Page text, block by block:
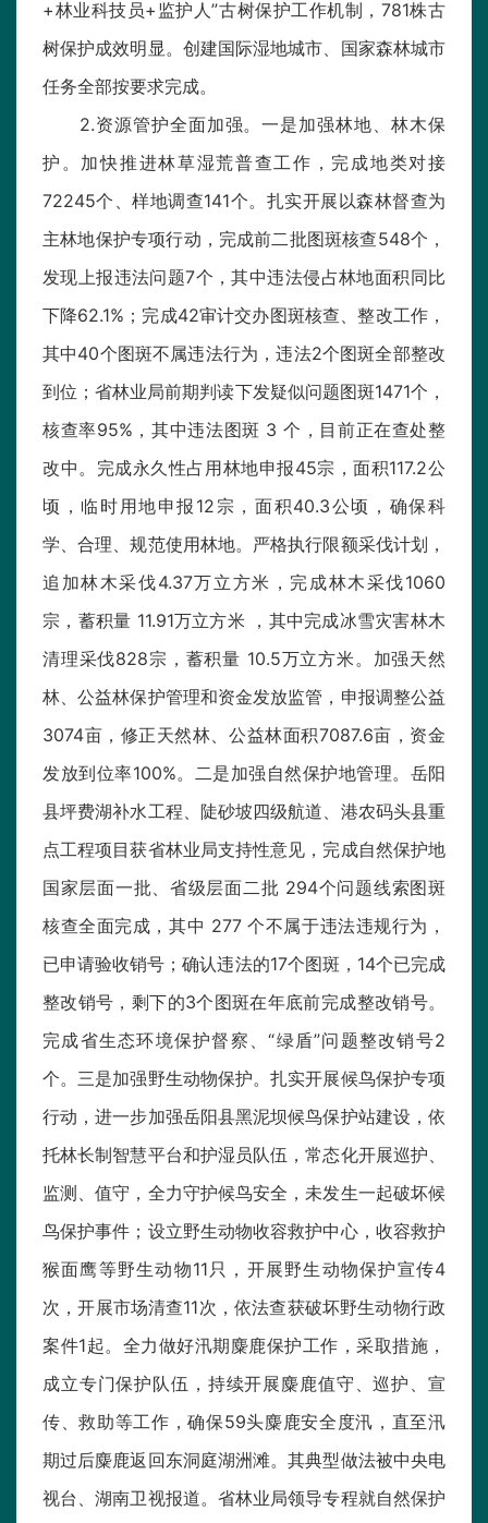
+林业科技员+监护人”古树保护工作机制，781株古
树保护成效明显。创建国际湿地城市、国家森林城市
任务全部按要求完成。
2.资源管护全面加强。一是加强林地、林木保
护。加快推进林草湿荒普查工作，完成地类对接
72245个、样地调查141个。扎实开展以森林督查为
主林地保护专项行动，完成前二批图斑核查548个，
发现上报违法问题7个，其中违法侵占林地面积同比
下降62.1%；完成42审计交办图斑核查、整改工作，
其中40个图斑不属违法行为，违法2个图斑全部整改
到位；省林业局前期判读下发疑似问题图斑1471个，
核查率95%，其中违法图斑 3 个，目前正在查处整
改中。完成永久性占用林地申报45宗，面积117.2公
顷，临时用地申报12宗，面积40.3公顷，确保科
学、合理、规范使用林地。严格执行限额采伐计划，
追加林木采伐4.37万立方米，完成林木采伐1060
宗，蓄积量 11.91万立方米 ，其中完成冰雪灾害林木
清理采伐828宗，蓄积量 10.5万立方米。加强天然
林、公益林保护管理和资金发放监管，申报调整公益
3074亩，修正天然林、公益林面积7087.6亩，资金
发放到位率100%。二是加强自然保护地管理。岳阳
县坪费湖补水工程、陡砂坡四级航道、港农码头县重
点工程项目获省林业局支持性意见，完成自然保护地
国家层面一批、省级层面二批 294个问题线索图斑
核查全面完成，其中 277 个不属于违法违规行为，
已申请验收销号；确认违法的17个图斑，14个已完成
整改销号，剩下的3个图斑在年底前完成整改销号。
完成省生态环境保护督察、“绿盾”问题整改销号2
个。三是加强野生动物保护。扎实开展候鸟保护专项
行动，进一步加强岳阳县黑泥坝候鸟保护站建设，依
托林长制智慧平台和护湿员队伍，常态化开展巡护、
监测、值守，全力守护候鸟安全，未发生一起破坏候
鸟保护事件；设立野生动物收容救护中心，收容救护
猴面鹰等野生动物11只，开展野生动物保护宣传4
次，开展市场清查11次，依法查获破坏野生动物行政
案件1起。全力做好汛期麋鹿保护工作，采取措施，
成立专门保护队伍，持续开展麋鹿值守、巡护、宣
传、救助等工作，确保59头麋鹿安全度汛，直至汛
期过后麋鹿返回东洞庭湖洲滩。其典型做法被中央电
视台、湖南卫视报道。省林业局领导专程就自然保护